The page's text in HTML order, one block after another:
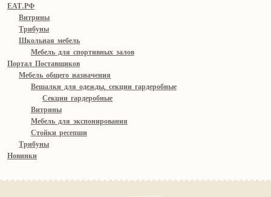
ЕАТ.РФ
Витрины
Трибуны
Школьная мебель
Мебель для спортивных залов
Портал Поставщиков
Мебель общего назначения
Вешалки для одежды, секции гардеробные
Секции гардеробные
Витрины
Мебель для экспонирования
Стойки ресепшн
Трибуны
Новинки